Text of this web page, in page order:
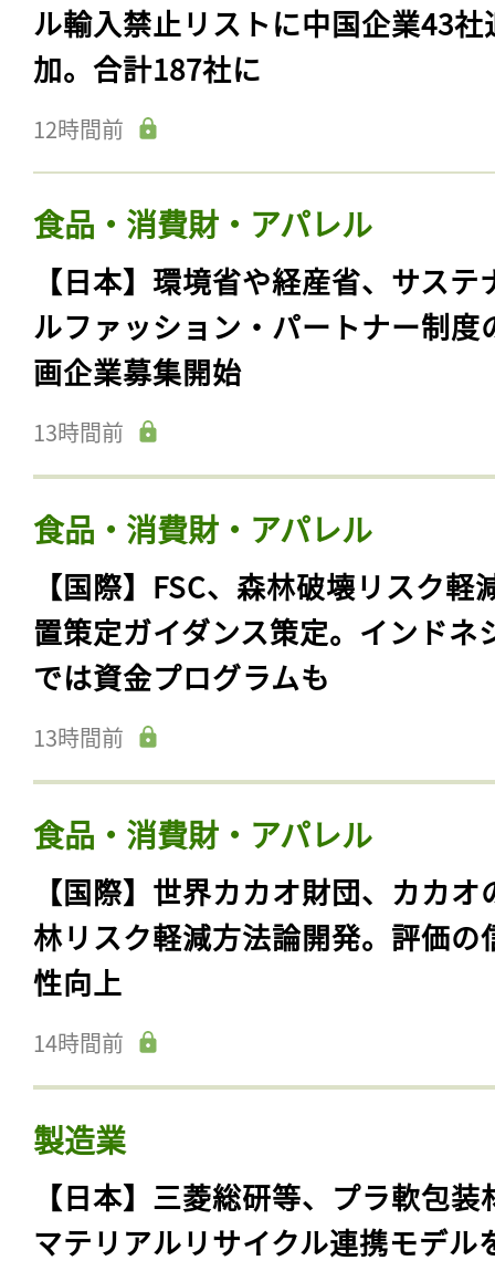
ル輸入禁止リストに中国企業43社
加。合計187社に
12時間前
食品・消費財・アパレル
【日本】環境省や経産省、サステ
ルファッション・パートナー制度
画企業募集開始
13時間前
食品・消費財・アパレル
【国際】FSC、森林破壊リスク軽
置策定ガイダンス策定。インドネ
では資金プログラムも
13時間前
食品・消費財・アパレル
【国際】世界カカオ財団、カカオ
林リスク軽減方法論開発。評価の
性向上
14時間前
製造業
【日本】三菱総研等、プラ軟包装
マテリアルリサイクル連携モデル